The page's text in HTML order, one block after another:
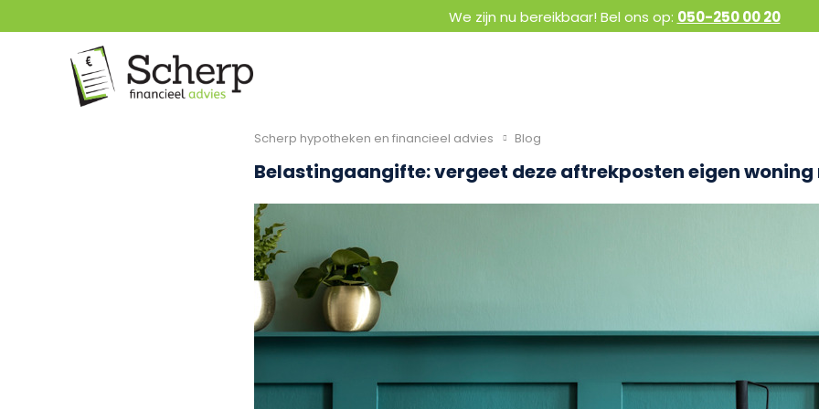
We zijn nu bereikbaar! Bel ons op: 050-250 00 20
Scherp hypotheken en financieel advies Blog
Belastingaangifte: vergeet deze aftrekposten eigen woning